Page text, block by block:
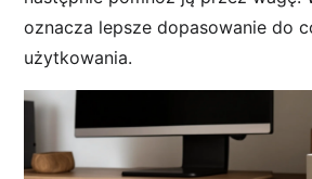
oznacza lepsze dopasowanie do
użytkowania.